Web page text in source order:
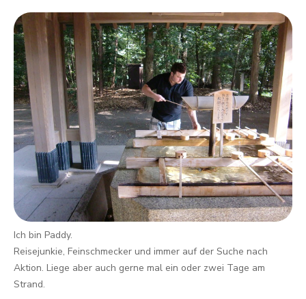
Ich bin Paddy.
Reisejunkie, Feinschmecker und immer auf der Suche nach
Aktion. Liege aber auch gerne mal ein oder zwei Tage am
Strand.